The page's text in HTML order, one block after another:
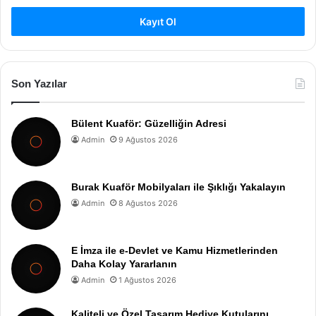
Kayıt Ol
Son Yazılar
Bülent Kuaför: Güzelliğin Adresi
Admin 9 Ağustos 2026
Burak Kuaför Mobilyaları ile Şıklığı Yakalayın
Admin 8 Ağustos 2026
E İmza ile e-Devlet ve Kamu Hizmetlerinden
Daha Kolay Yararlanın
Admin 1 Ağustos 2026